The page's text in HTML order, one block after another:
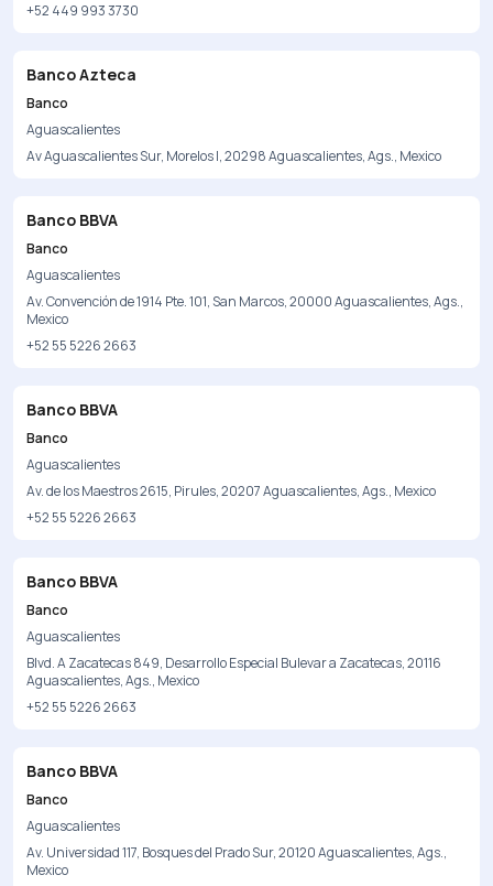
+52 449 993 3730
Banco Azteca
Banco
Aguascalientes
Av Aguascalientes Sur, Morelos I, 20298 Aguascalientes, Ags., Mexico
Banco BBVA
Banco
Aguascalientes
Av. Convención de 1914 Pte. 101, San Marcos, 20000 Aguascalientes, Ags.,
Mexico
+52 55 5226 2663
Banco BBVA
Banco
Aguascalientes
Av. de los Maestros 2615, Pirules, 20207 Aguascalientes, Ags., Mexico
+52 55 5226 2663
Banco BBVA
Banco
Aguascalientes
Blvd. A Zacatecas 849, Desarrollo Especial Bulevar a Zacatecas, 20116
Aguascalientes, Ags., Mexico
+52 55 5226 2663
Banco BBVA
Banco
Aguascalientes
Av. Universidad 117, Bosques del Prado Sur, 20120 Aguascalientes, Ags.,
Mexico